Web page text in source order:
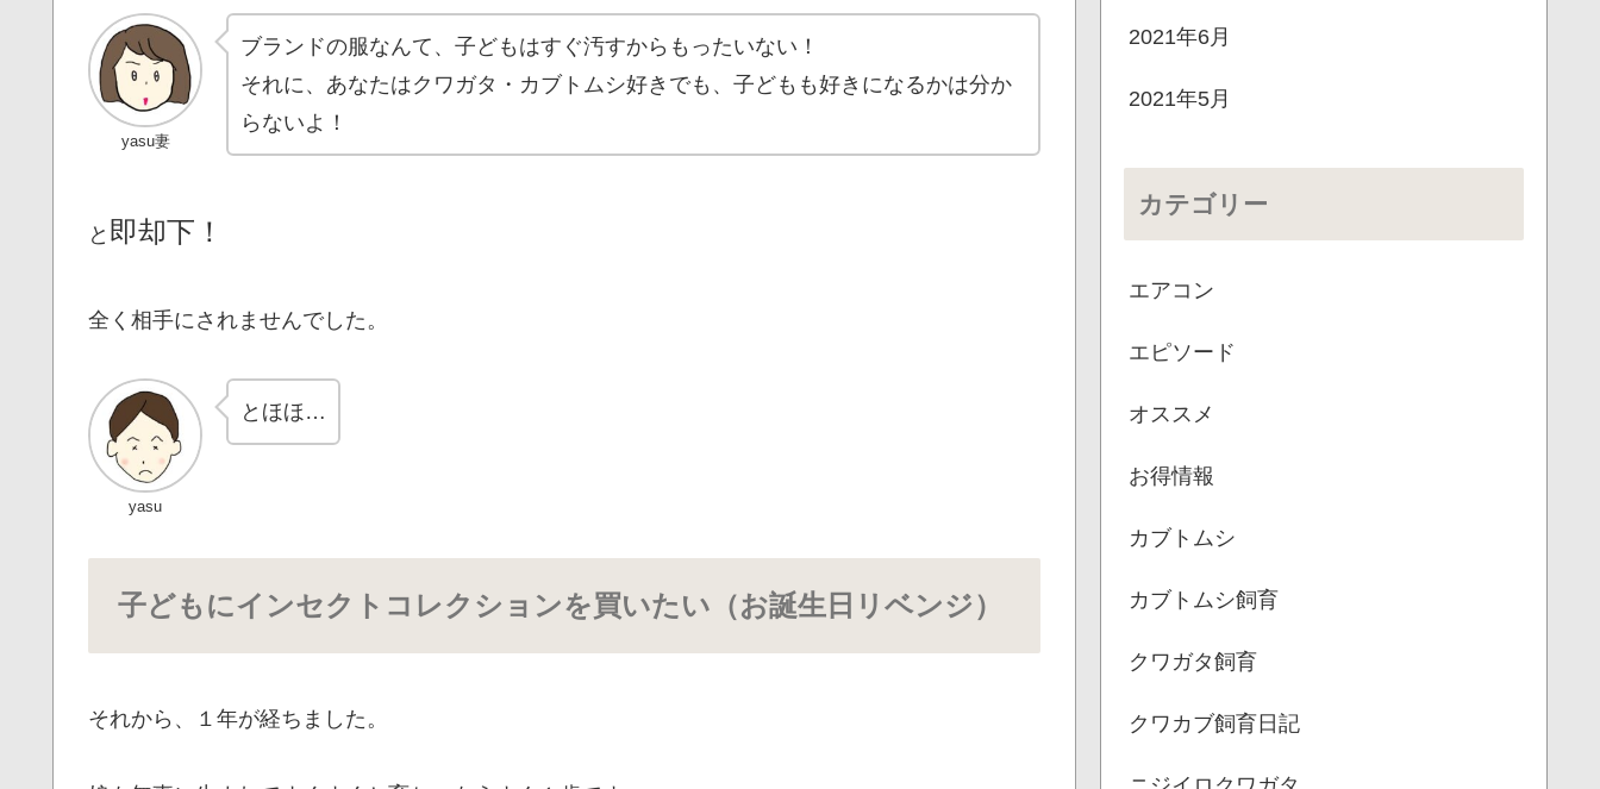
yasu妻
ブランドの服なんて、子どもはすぐ汚すからもったいない！
それに、あなたはクワガタ・カブトムシ好きでも、子どもも好きになるかは分か
らないよ！
と 即却下！
全く相手にされませんでした。
yasu
とほほ…
子どもにインセクトコレクションを買いたい（お誕生日リベンジ）
それから、１年が経ちました。
2021年6月
2021年5月
カテゴリー
エアコン
エピソード
オススメ
お得情報
カブトムシ
カブトムシ飼育
クワガタ飼育
クワカブ飼育日記